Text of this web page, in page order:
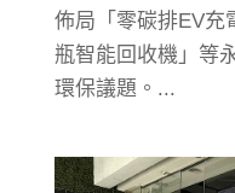
佈局「零碳排EV充
瓶智能回收機」等
環保議題。...